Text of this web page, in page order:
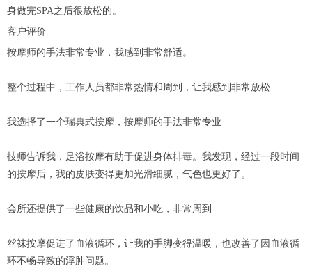
身做完SPA之后很放松的。
客户评价
按摩师的手法非常专业，我感到非常舒适。
整个过程中，工作人员都非常热情和周到，让我感到非常放松
我选择了一个瑞典式按摩，按摩师的手法非常专业
技师告诉我，足浴按摩有助于促进身体排毒。我发现，经过一段时间
的按摩后，我的皮肤变得更加光滑细腻，气色也更好了。
会所还提供了一些健康的饮品和小吃，非常周到
丝袜按摩促进了血液循环，让我的手脚变得温暖，也改善了因血液循
环不畅导致的浮肿问题。